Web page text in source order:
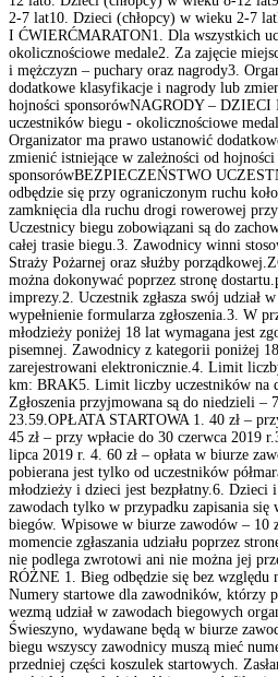
2-7 lat10. Dzieci (chłopcy) w wieku 2-7
I ĆWIERĆMARATON1. Dla wszystkich
okolicznościowe medale2. Za zajęcie
i mężczyzn – puchary oraz nagrody3.
dodatkowe klasyfikacje i nagrody lub
hojności sponsorówNAGRODY –
uczestników biegu - okolicznościowe
Organizator ma prawo ustanowić
zmienić istniejące w zależności od hojności
sponsorówBEZPIECZEŃSTWO
odbędzie się przy ograniczonym ruchu
zamknięcia dla ruchu drogi rowerowej
Uczestnicy biegu zobowiązani są do
całej trasie biegu.3. Zawodnicy winni
Straży Pożarnej oraz służby
można dokonywać poprzez stronę
imprezy.2. Uczestnik zgłasza swój udział
wypełnienie formularza zgłoszenia.3. W
młodzieży poniżej 18 lat wymagana jest
pisemnej. Zawodnicy z kategorii poniżej
zarejestrowani elektronicznie.4. Limit
km: BRAK5. Limit liczby uczestników na
Zgłoszenia przyjmowana są do niedzieli –
23.59.OPŁATA STARTOWA 1. 40 zł –
45 zł – przy wpłacie do 30 czerwca 2019
lipca 2019 r. 4. 60 zł – opłata w biurze
pobierana jest tylko od uczestników
młodzieży i dzieci jest bezpłatny.6. Dzieci i
zawodach tylko w przypadku zapisania
biegów. Wpisowe w biurze zawodów – 10
momencie zgłaszania udziału poprzez
nie podlega zwrotowi ani nie można jej
RÓŻNE 1. Bieg odbędzie się bez względu
Numery startowe dla zawodników, którzy
wezmą udział w zawodach biegowych
Świeszyno, wydawane będą w biurze
biegu wszyscy zawodnicy muszą mieć
przedniej części koszulek startowych.